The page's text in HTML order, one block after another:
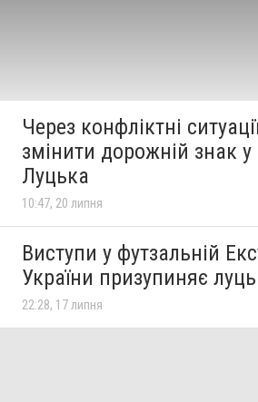
Через конфліктні
змінити дорожній знак у
Луцька
10:47, 20 липня
Виступи у футзальній
України призупиняє
22:28, 17 липня